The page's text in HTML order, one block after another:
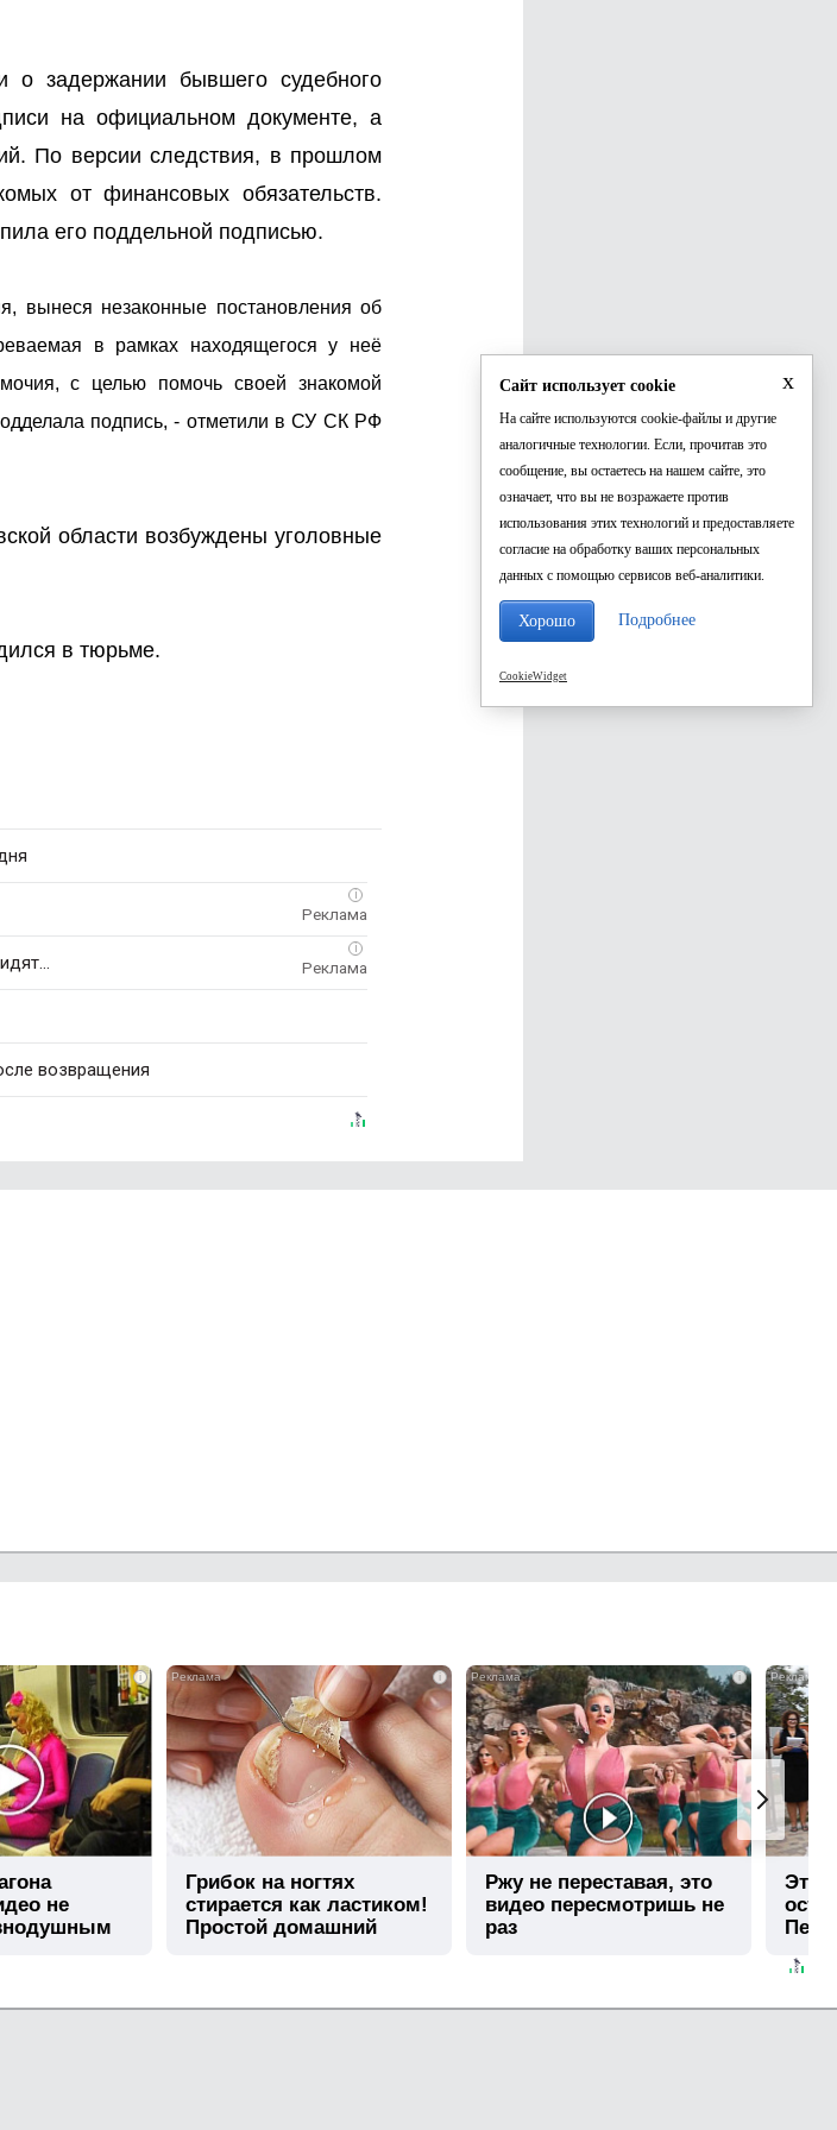
о задержании бывшего судебного
на официальном документе, а
По версии следствия, в прошлом
от финансовых обязательств.
его поддельной подписью.
вынеся незаконные постановления об
в рамках находящегося у неё
с целью помочь своей знакомой
подпись, - отметили в СУ СК РФ
области возбуждены уголовные
в тюрьме.
i
i
возвращения
i
не
i
Грибок на ногтях
стирается как ластиком!
Простой домашний
i
Ржу не переставая, это
видео пересмотришь не
раз
Этот
x
Сайт использует cookie
На сайте используются cookie-файлы и другие
аналогичные технологии. Если, прочитав это
сообщение, вы остаетесь на нашем сайте, это
означает, что вы не возражаете против
использования этих технологий и предоставляете
согласие на обработку ваших персональных
данных с помощью сервисов веб-аналитики.
Хорошо Подробнее
CookieWidget